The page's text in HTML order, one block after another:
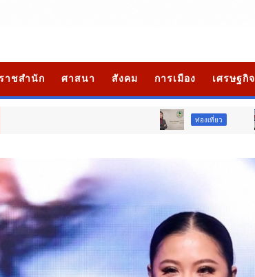
าชสำนัก ศาสนา สังคม การเมือง เศรษฐกิจ